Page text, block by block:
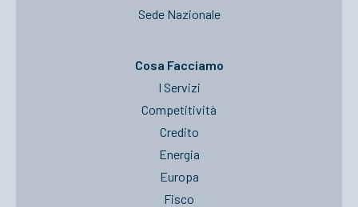
Sede Nazionale
Cosa Facciamo
I Servizi
Competitività
Credito
Energia
Europa
Fisco